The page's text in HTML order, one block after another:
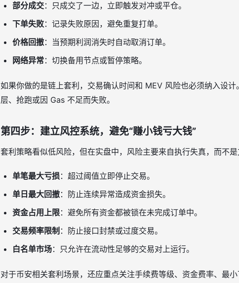
部分成交：只成交了一边，立即触发对冲或平仓。
下单失败：记录失败原因，避免重复打单。
价格回撤：当预期利润消失时自动取消订单。
网络异常：切换备用节点或暂停策略。
如果你做的是链上套利，交易确认时间和 MEV 风险也必须纳入设
层、抢跑或因 Gas 不足而失败。
第四步：建立风控系统，避免“赚小钱亏大钱”
套利策略看似低风险，但在实盘中，风险主要来自执行失真，而不
单笔最大亏损 ：超过阈值立即停止交易。
单日最大回撤：防止连续异常造成资金损失。
资金占用上限：避免所有资金都被锁在未完成订单中。
交易频率限制 ：防止接口封禁或过度交易。
白名单市场：只允许在流动性足够的交易对上运行。
对于币安相关套利场景，还应重点关注手续费等级、资金费率、最